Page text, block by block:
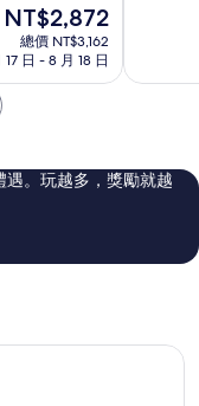
現
價
NT$2,872
總價 NT$3,162
17 日 - 8 月 18 日
有
則
評
。玩越多，獎勵就越